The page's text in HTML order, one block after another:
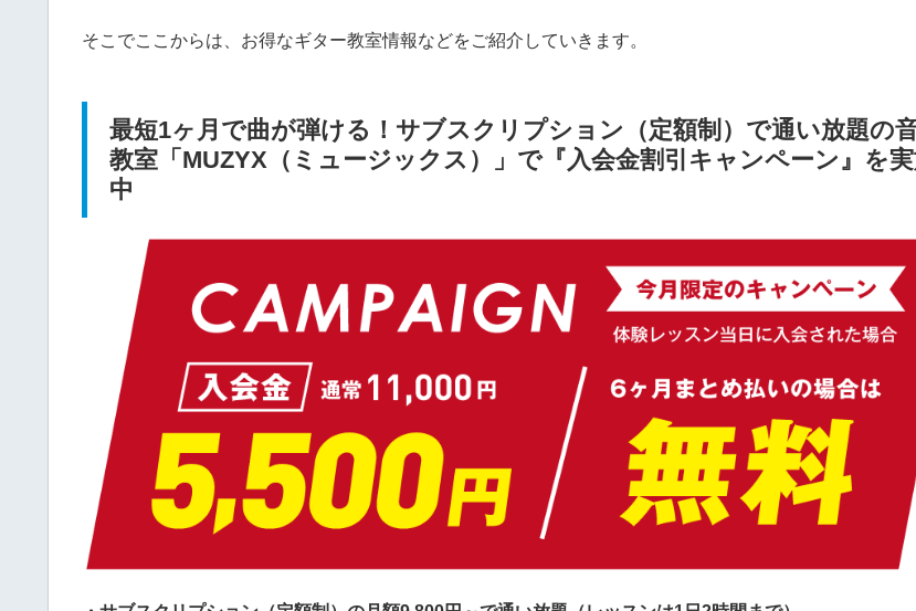
そこでここからは、お得なギター教室情報などをご紹介していきます。
最短1ヶ月で曲が弾ける！サブスクリプション（定額制）で通い放題の
教室「MUZYX（ミュージックス）」で『入会金割引キャンペーン』を
中